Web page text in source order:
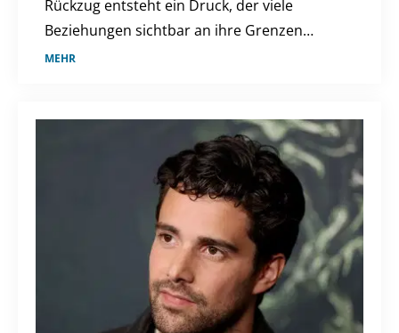
Rückzug entsteht ein Druck, der viele
Beziehungen sichtbar an ihre Grenzen
bringt.
MEHR